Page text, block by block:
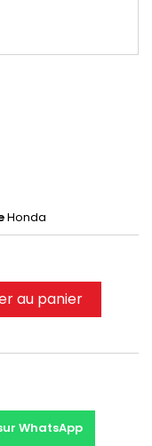
Honda
au panier
WhatsApp